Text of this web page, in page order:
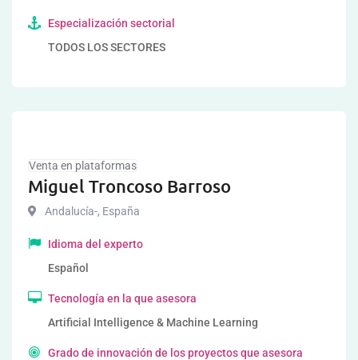
Especialización sectorial
TODOS LOS SECTORES
Venta en plataformas
Miguel Troncoso Barroso
Andalucía-, España
Idioma del experto
Español
Tecnología en la que asesora
Artificial Intelligence & Machine Learning
Grado de innovación de los proyectos que asesora